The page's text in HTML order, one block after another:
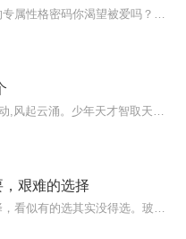
艰难的选择